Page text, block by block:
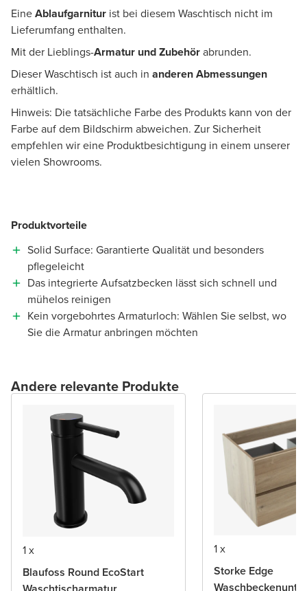
EineAblaufgarnitur ist bei diesem Waschtisch nicht im
Lieferumfang enthalten.
Mit der Lieblings-Armatur und Zubehörabrunden.
Dieser Waschtisch ist auch in anderen Abmessungen
erhältlich.
Hinweis: Die tatsächliche Farbe des Produkts kann von der
Farbe auf dem Bildschirm abweichen. Zur Sicherheit
empfehlen wir eine Produktbesichtigung in einem unserer
vielen Showrooms.
Produktvorteile
Solid Surface: Garantierte Qualität und besonders
pflegeleicht
Das integrierte Aufsatzbecken lässt sich schnell und
mühelos reinigen
Kein vorgebohrtes Armaturloch: Wählen Sie selbst, wo
Sie die Armatur anbringen möchten
Andere relevante Produkte
1 x
Blaufoss Round EcoStart
1 x
Storke Edge